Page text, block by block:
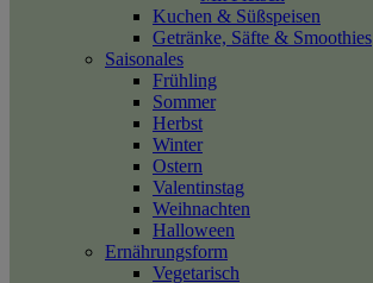
Kuchen & Süßspeisen
Getränke, Säfte & Smoothies
Saisonales
Frühling
Sommer
Herbst
Winter
Ostern
Valentinstag
Weihnachten
Halloween
Ernährungsform
Vegetarisch